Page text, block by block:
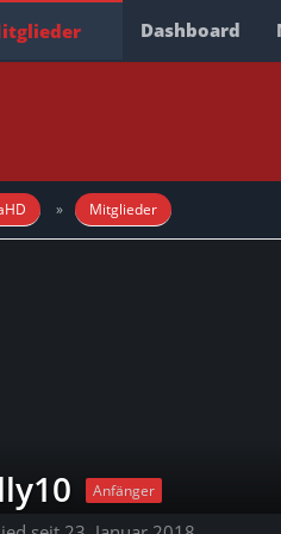
Dashboard
Mitglieder
Anfänger